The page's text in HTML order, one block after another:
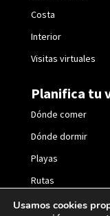
Costa
Interior
Visitas virtuales
Planifica tu
Dónde comer
Dónde dormir
Playas
Rutas
Fiestas
Usamos cookies